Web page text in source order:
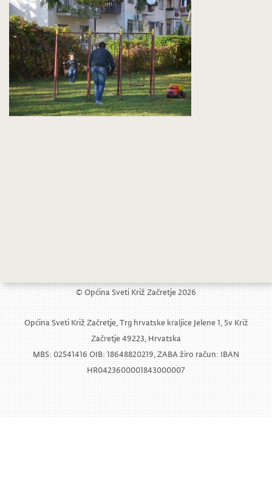
© Općina Sveti Križ Začretje 2026
Općina Sveti Križ Začretje, Trg hrvatske kraljice Jelene 1, Sv Križ
Začretje 49223, Hrvatska
MBS: 02541416 OIB: 18648820219, ZABA žiro račun: IBAN
HR0423600001843000007